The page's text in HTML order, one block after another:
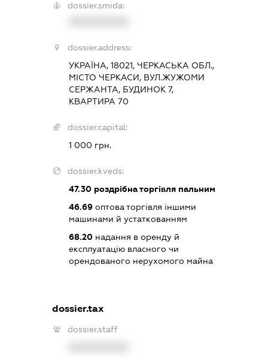
dossier.smida:
dossier.address:
УКРАЇНА, 18021, ЧЕРКАСЬКА ОБЛ.,
МІСТО ЧЕРКАСИ, ВУЛ.ЖУЖОМИ
СЕРЖАНТА, БУДИНОК 7,
КВАРТИРА 70
dossier.capital:
1 000 грн.
dossier.kveds:
47.30 роздрібна торгівля пальним
46.69 оптова торгівля іншими
машинами й устаткованням
68.20 надання в оренду й
експлуатацію власного чи
орендованого нерухомого майна
dossier.tax
dossier.staff